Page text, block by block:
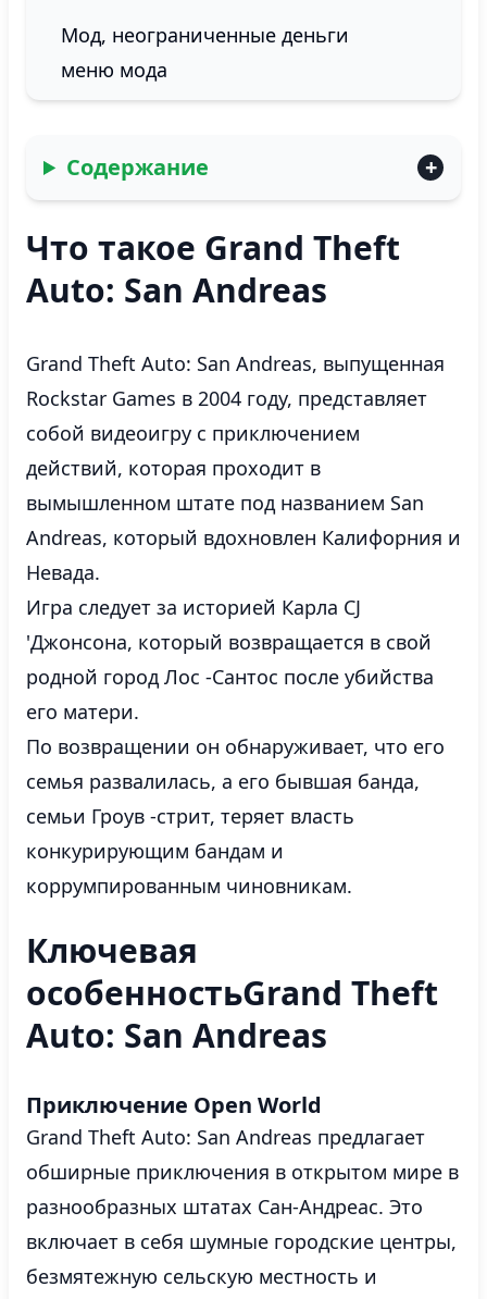
Мод, неограниченные деньги
меню мода
Содержание
Что такое Grand Theft
Auto: San Andreas
Grand Theft Auto: San Andreas, выпущенная
Rockstar Games в 2004 году, представляет
собой видеоигру с приключением
действий, которая проходит в
вымышленном штате под названием San
Andreas, который вдохновлен Калифорния и
Невада.
Игра следует за историей Карла CJ
'Джонсона, который возвращается в свой
родной город Лос -Сантос после убийства
его матери.
По возвращении он обнаруживает, что его
семья развалилась, а его бывшая банда,
семьи Гроув -стрит, теряет власть
конкурирующим бандам и
коррумпированным чиновникам.
Ключевая
особенностьGrand Theft
Auto: San Andreas
Приключение Open World
Grand Theft Auto: San Andreas предлагает
обширные приключения в открытом мире в
разнообразных штатах Сан-Андреас. Это
включает в себя шумные городские центры,
безмятежную сельскую местность и